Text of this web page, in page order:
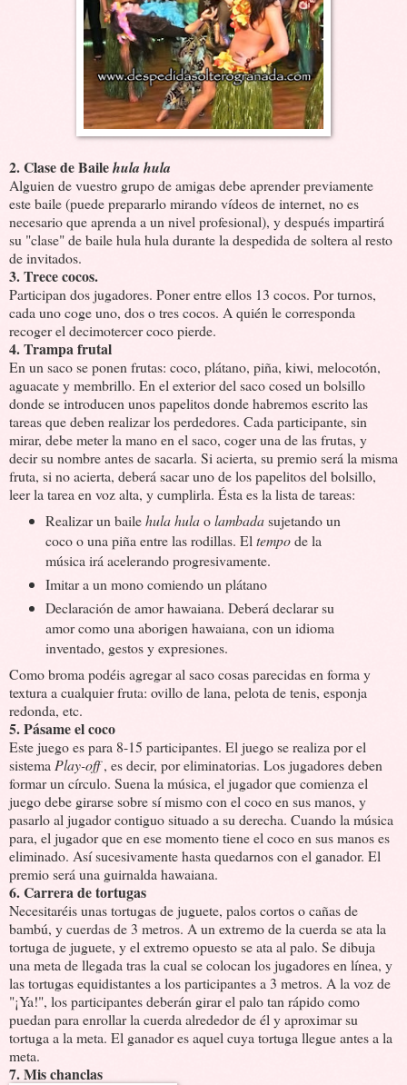
2. Clase de Bailehula hula
Alguien de vuestro grupo de amigas debe aprender previamente
este baile (puede prepararlo mirando vídeos de internet, no es
necesario que aprenda a un nivel profesional), y después impartirá
su "clase" de baile hula hula durante la despedida de soltera al resto
de invitados.
3. Trece cocos.
Participan dos jugadores. Poner entre ellos 13 cocos. Por turnos,
cada uno coge uno, dos o tres cocos. A quién le corresponda
recoger el decimotercer coco pierde.
4. Trampa frutal
En un saco se ponen frutas: coco, plátano, piña, kiwi, melocotón,
aguacate y membrillo. En el exterior del saco cosed un bolsillo
donde se introducen unos papelitos donde habremos escrito las
tareas que deben realizar los perdedores. Cada participante, sin
mirar, debe meter la mano en el saco, coger una de las frutas, y
decir su nombre antes de sacarla. Si acierta, su premio será la misma
fruta, si no acierta, deberá sacar uno de los papelitos del bolsillo,
leer la tarea en voz alta, y cumplirla. Ésta es la lista de tareas:
Realizar un bailehula hulaolambadasujetando un
coco o una piña entre las rodillas. El tempode la
música irá acelerando progresivamente.
Imitar a un mono comiendo un plátano
Declaración de amor hawaiana. Deberá declarar su
amor como una aborigen hawaiana, con un idioma
inventado, gestos y expresiones.
Como broma podéis agregar al saco cosas parecidas en forma y
textura a cualquier fruta: ovillo de lana, pelota de tenis, esponja
redonda, etc.
5. Pásame el coco
Este juego es para 8-15 participantes. El juego se realiza por el
sistema Play-off, es decir, por eliminatorias. Los jugadores deben
formar un círculo. Suena la música, el jugador que comienza el
juego debe girarse sobre sí mismo con el coco en sus manos, y
pasarlo al jugador contiguo situado a su derecha. Cuando la música
para, el jugador que en ese momento tiene el coco en sus manos es
eliminado. Así sucesivamente hasta quedarnos con el ganador. El
premio será una guirnalda hawaiana.
6. Carrera de tortugas
Necesitaréis unas tortugas de juguete, palos cortos o cañas de
bambú, y cuerdas de 3 metros. A un extremo de la cuerda se ata la
tortuga de juguete, y el extremo opuesto se ata al palo. Se dibuja
una meta de llegada tras la cual se colocan los jugadores en línea, y
las tortugas equidistantes a los participantes a 3 metros. A la voz de
"¡Ya!", los participantes deberán girar el palo tan rápido como
puedan para enrollar la cuerda alrededor de él y aproximar su
tortuga a la meta. El ganador es aquel cuya tortuga llegue antes a la
meta.
7. Mis chanclas